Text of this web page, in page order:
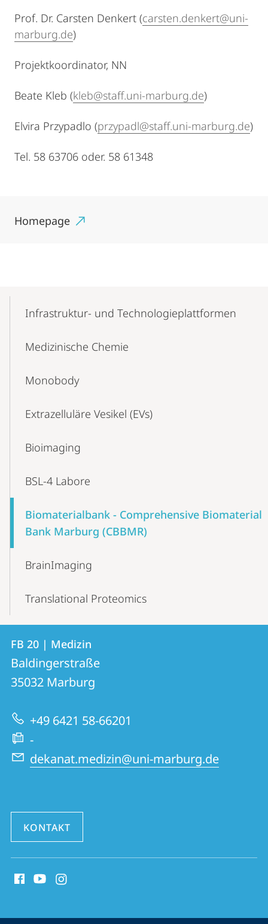
Prof. Dr. Carsten Denkert (carsten.denkert@uni-
marburg.de)
Projektkoordinator, NN
Beate Kleb (kleb@staff.uni-marburg.de)
Elvira Przypadlo (przypadl@staff.uni-marburg.de)
Tel. 58 63706 oder. 58 61348
Homepage
NavigationInfrastruktur- und Technologieplattformen
Medizinische Chemie
Monobody
Extrazelluläre Vesikel (EVs)
Bioimaging
BSL-4 Labore
Biomaterialbank - Comprehensive Biomaterial
Bank Marburg (CBBMR)
BrainImaging
Translational Proteomics
Kontakt
und
Informationen
zur
Website
Kontaktinformationen
FB
20
Medizin
FB 20 | Medizin
Baldingerstraße
35032 Marburg
+49 6421 58-66201
-
dekanat.medizin@uni-marburg.de
KONTAKT
Media